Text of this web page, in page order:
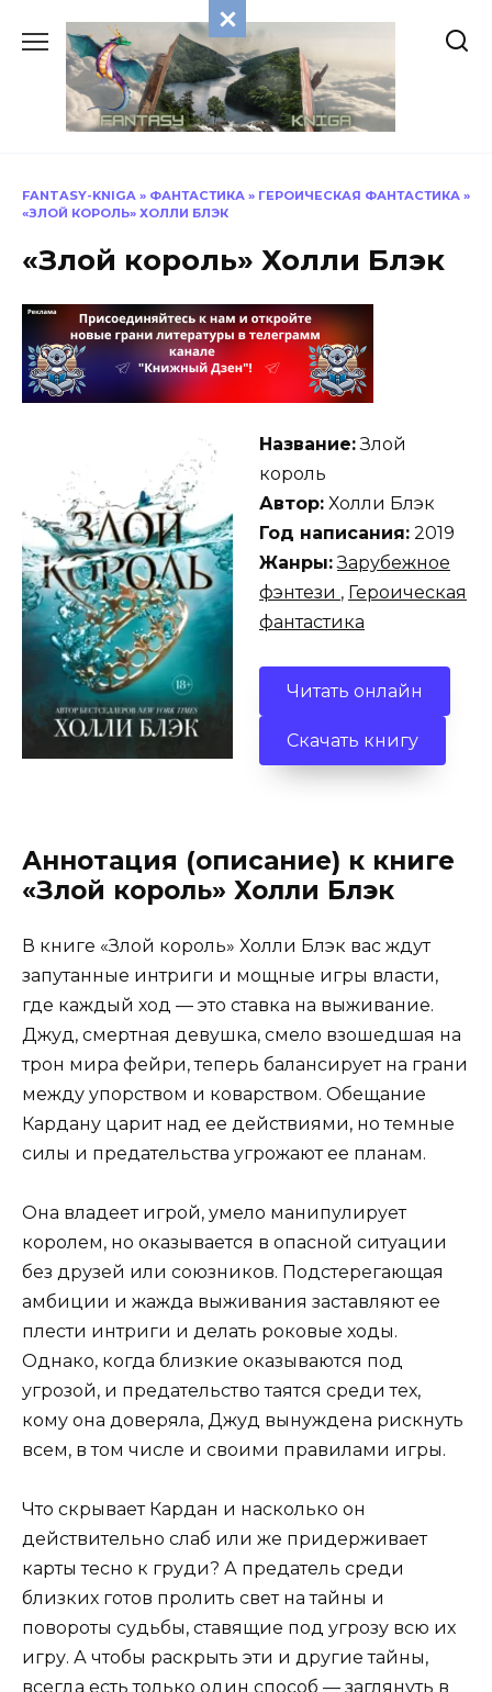
содержанию
FANTASY-KNIGA » ФАНТАСТИКА » ГЕРОИЧЕСКАЯ ФАНТАСТИКА »
«ЗЛОЙ КОРОЛЬ» ХОЛЛИ БЛЭК
«Злой король» Холли Блэк
Название:Злой
король
Автор: Холли Блэк
Год написания: 2019
Жанры: Зарубежное
фэнтези , Героическая
фантастика
Читать онлайн
Скачать книгу
Аннотация (описание) к книге
«Злой король» Холли Блэк
В книге «Злой король» Холли Блэк вас ждут
запутанные интриги и мощные игры власти,
где каждый ход — это ставка на выживание.
Джуд, смертная девушка, смело взошедшая на
трон мира фейри, теперь балансирует на грани
между упорством и коварством. Обещание
Кардану царит над ее действиями, но темные
силы и предательства угрожают ее планам.
Она владеет игрой, умело манипулирует
королем, но оказывается в опасной ситуации
без друзей или союзников. Подстерегающая
амбиции и жажда выживания заставляют ее
плести интриги и делать роковые ходы.
Однако, когда близкие оказываются под
угрозой, и предательство таятся среди тех,
кому она доверяла, Джуд вынуждена рискнуть
всем, в том числе и своими правилами игры.
Что скрывает Кардан и насколько он
действительно слаб или же придерживает
карты тесно к груди? А предатель среди
близких готов пролить свет на тайны и
повороты судьбы, ставящие под угрозу всю их
игру. А чтобы раскрыть эти и другие тайны,
всегда есть только один способ — заглянуть в